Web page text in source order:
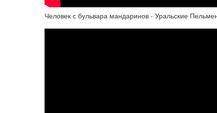
Человек с бульвара мандаринов - Уральские